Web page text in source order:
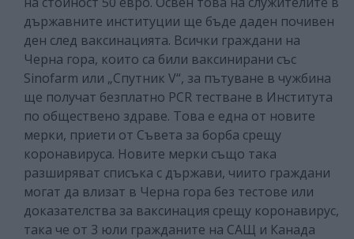
държавните институции ще бъде даден почивен
ден след ваксинацията. Всички граждани на
Черна гора, които са били ваксинирани със
Sinofarm или „Спутник V“, за пътуване в чужбина
ще получат безплатно PCR тестване в Института
по обществено здраве. Това е една от новите
мерки, приети от Съвета за борба срещу
коронавируса. Новите мерки също така
разширяват списъка с държави, чиито граждани
могат да влизат в Черна гора без тестове или
доказателства за ваксинация срещу коронавирус,
така че от 3 юли гражданите на САЩ и Канада